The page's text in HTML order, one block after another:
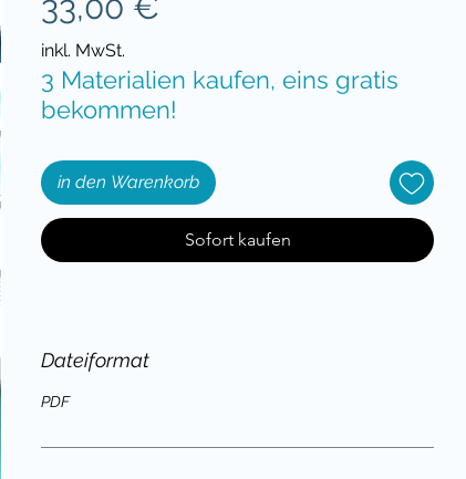
inkl. MwSt.
3 Materialien kaufen, eins gratis
bekommen!
in den Warenkorb
Sofort kaufen
Dateiformat
PDF